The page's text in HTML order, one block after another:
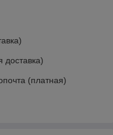
доставка)
(платная)